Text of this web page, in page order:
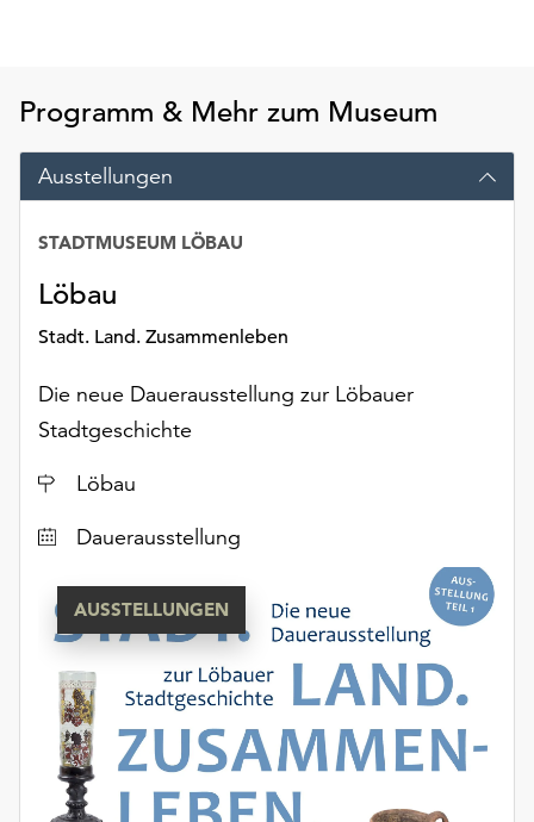
werden
auch
ohne
Ihr
Einverständnis
weiterhin
Möchten
Sie
verwendeten
Cookies
anpassen,
erreichen
Sie
die
Einstellungen
Schaltfläche
Weitere
Informationen
finden
Programm & Mehr zum Museum
Ausstellungen
Löbau
Stadt. Land. Zusammenleben
STADTMUSEUM LÖBAU
Die neue Dauerausstellung zur Löbauer
Stadtgeschichte
Ort
Löbau
Datum
Dauerausstellung
AUSSTELLUNGEN